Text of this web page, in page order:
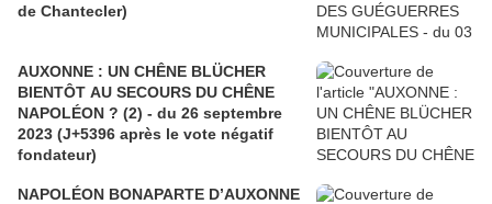
de Chantecler)
AUXONNE : UN CHÊNE BLÜCHER
BIENTÔT AU SECOURS DU CHÊNE
NAPOLÉON ? (2) - du 26 septembre
2023 (J+5396 après le vote négatif
fondateur)
NAPOLÉON BONAPARTE D’AUXONNE